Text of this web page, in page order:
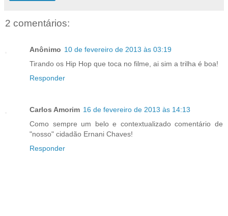
2 comentários:
Anônimo 10 de fevereiro de 2013 às 03:19
Tirando os Hip Hop que toca no filme, ai sim a trilha é boa!
Responder
Carlos Amorim 16 de fevereiro de 2013 às 14:13
Como sempre um belo e contextualizado comentário de
"nosso" cidadão Ernani Chaves!
Responder